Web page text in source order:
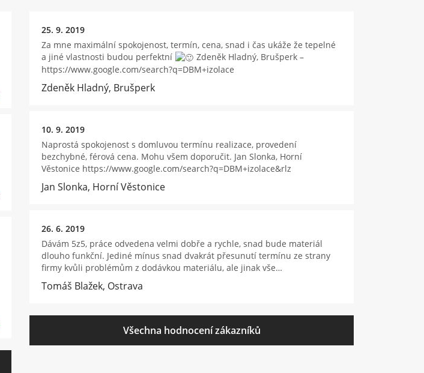
25. 9. 2019
Za mne maximální spokojenost, termín, cena, snad i čas ukáže že tepelné
a jiné vlastnosti budou perfektní
Zdeněk Hladný, Brušperk –
https://www.google.com/search?q=DBM+izolace
Zdeněk Hladný, Brušperk
10. 9. 2019
Naprostá spokojenost s domluvou termínu realizace, provedení
bezchybné, férová cena. Mohu všem doporučit. Jan Slonka, Horní
Věstonice https://www.google.com/search?q=DBM+izolace&rlz
Jan Slonka, Horní Věstonice
26. 6. 2019
Dávám 5z5, práce odvedena velmi dobře a rychle, snad bude materiál
dlouho funkční. Jediné mínus snad dvakrát přesunutí termínu ze strany
firmy kvůli problémům z dodávkou materiálu, ale jinak vše…
Tomáš Blažek, Ostrava
Všechna hodnocení zákazníků